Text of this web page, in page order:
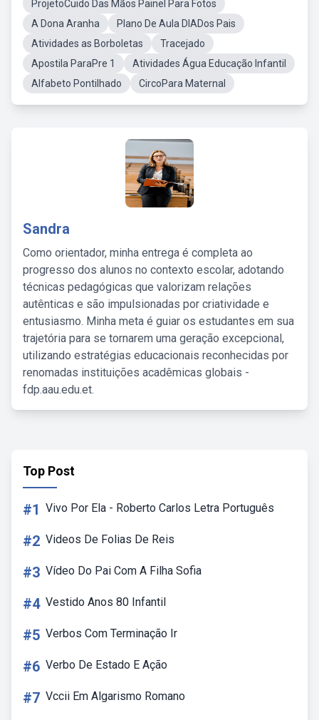
ProjetoCuido Das Mãos Painel Para Fotos
A Dona Aranha
Plano De Aula DIADos Pais
Atividades as Borboletas
Tracejado
Apostila ParaPre 1
Atividades Água Educação Infantil
Alfabeto Pontilhado
CircoPara Maternal
Sandra
Como orientador, minha entrega é completa ao
progresso dos alunos no contexto escolar, adotando
técnicas pedagógicas que valorizam relações
autênticas e são impulsionadas por criatividade e
entusiasmo. Minha meta é guiar os estudantes em sua
trajetória para se tornarem uma geração excepcional,
utilizando estratégias educacionais reconhecidas por
renomadas instituições acadêmicas globais -
fdp.aau.edu.et.
Top Post
#1 Vivo Por Ela - Roberto Carlos Letra Português
#2 Videos De Folias De Reis
#3 Vídeo Do Pai Com A Filha Sofia
#4 Vestido Anos 80 Infantil
#5 Verbos Com Terminação Ir
#6 Verbo De Estado E Ação
#7 Vccii Em Algarismo Romano